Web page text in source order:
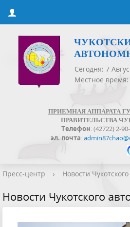
Сегодня: 7
Местное время:
ПРИЕМНАЯ АППАРАТА
ПРАВИТЕЛЬСТВА
Телефон: (42722) 2-
эл. почта:
Пресс-центр › Новости
Новости Чукотского